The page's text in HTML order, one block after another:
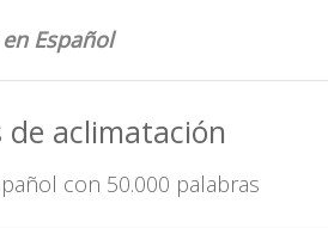
Español
de aclimatación
con 50.000 palabras